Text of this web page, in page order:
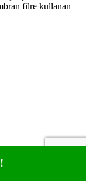
filre kullanan